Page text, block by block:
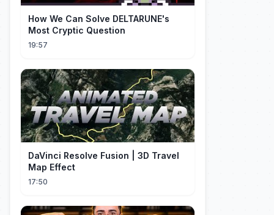
How We Can Solve DELTARUNE's
Most Cryptic Question
19:57
DaVinci Resolve Fusion | 3D Travel
Map Effect
17:50